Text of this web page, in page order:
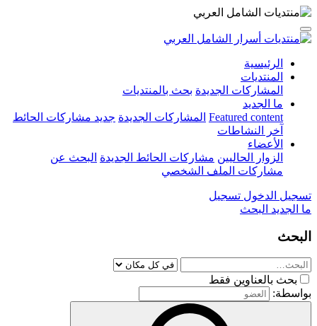
الرئيسية
المنتديات
المشاركات الجديدة بحث بالمنتديات
ما الجديد
Featured content المشاركات الجديدة جديد مشاركات الحائط
آخر النشاطات
الأعضاء
الزوار الحاليين مشاركات الحائط الجديدة البحث عن
مشاركات الملف الشخصي
تسجيل الدخول تسجيل
ما الجديد البحث
البحث
بحث بالعناوين فقط
بواسطة: